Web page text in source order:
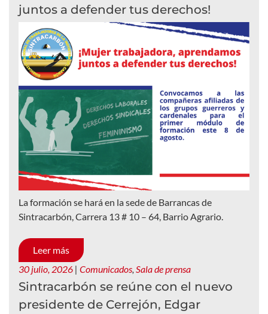
juntos a defender tus derechos!
La formación se hará en la sede de Barrancas de
Sintracarbón, Carrera 13 # 10 – 64, Barrio Agrario.
Leer más
30 julio, 2026 | Comunicados Sala de prensa
Sintracarbón se reúne con el nuevo
presidente de Cerrejón, Edgar